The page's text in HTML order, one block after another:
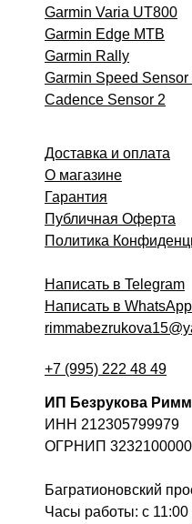
Доставка и оплата
О магазине
Гарантия
Публичная Оферта
Политика
Написать в Telegram
Написать в WhatsApp
+7 (995) 222 48 49
ИП Безрукова
ИНН 212305799979
ОГРНИП
Багратионовский
Часы работы: c 11:00
Garmin Varia UT800
Garmin Edge MTB
Garmin Rally
Garmin Speed Sensor
Cadence Sensor 2